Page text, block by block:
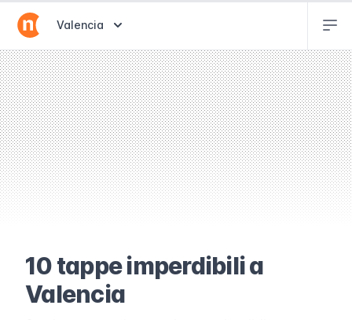
Abrir selector de destinos
Valencia
10 tappe imperdibili a
Valencia